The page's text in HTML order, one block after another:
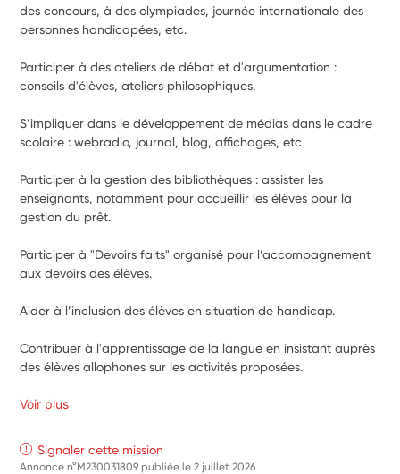
des concours, à des olympiades, journée internationale des
personnes handicapées, etc.
Participer à des ateliers de débat et d'argumentation :
conseils d'élèves, ateliers philosophiques.
S’impliquer dans le développement de médias dans le cadre
scolaire : webradio, journal, blog, affichages, etc
Participer à la gestion des bibliothèques : assister les
enseignants, notamment pour accueillir les élèves pour la
gestion du prêt.
Participer à "Devoirs faits" organisé pour l’accompagnement
aux devoirs des élèves.
Aider à l’inclusion des élèves en situation de handicap.
Contribuer à l'apprentissage de la langue en insistant auprès
des élèves allophones sur les activités proposées.
Voir plus
Signaler cette mission
Annonce n°M230031809 publiée le2 juillet 2026